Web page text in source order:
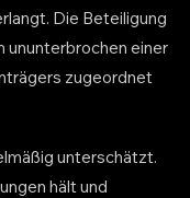
Die Beteiligung
ununterbrochen einer
zugeordnet
unterschätzt.
hält und